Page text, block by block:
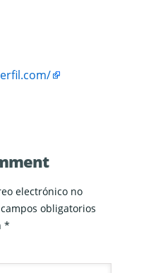
electrónico no
campos obligatorios
*